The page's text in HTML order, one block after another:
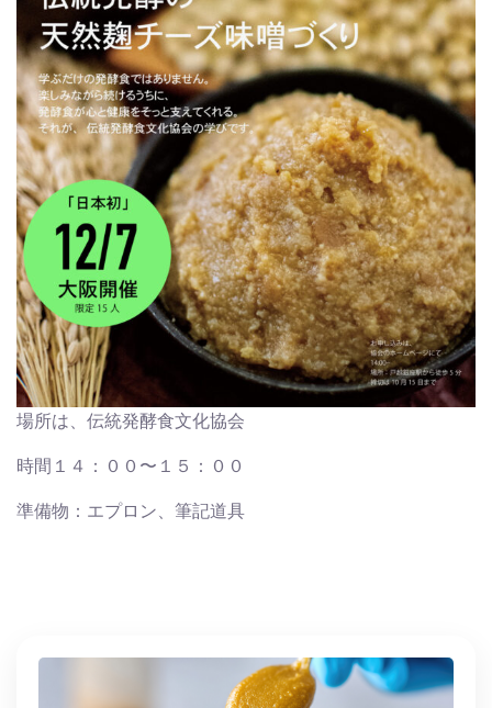
場所は、伝統発酵食文化協会
時間１４：００〜１５：００
準備物：エプロン、筆記道具